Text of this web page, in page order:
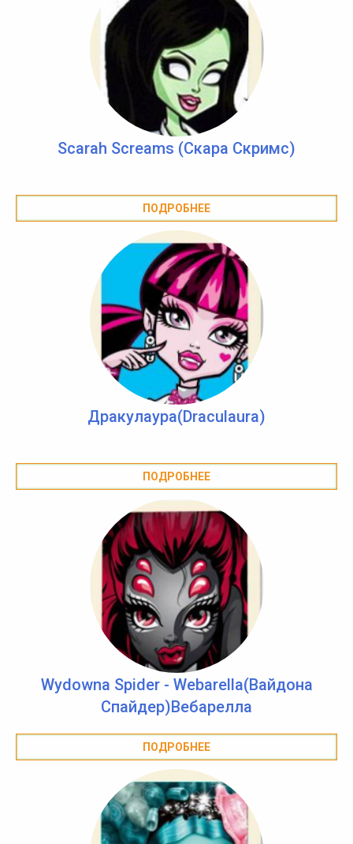
Scarah Screams (Скара Скримс)
ПОДРОБНЕЕ
Дракулаура(Draculaura)
ПОДРОБНЕЕ
Wydowna Spider - Webarella(Вайдона
Спайдер)Вебарелла
ПОДРОБНЕЕ